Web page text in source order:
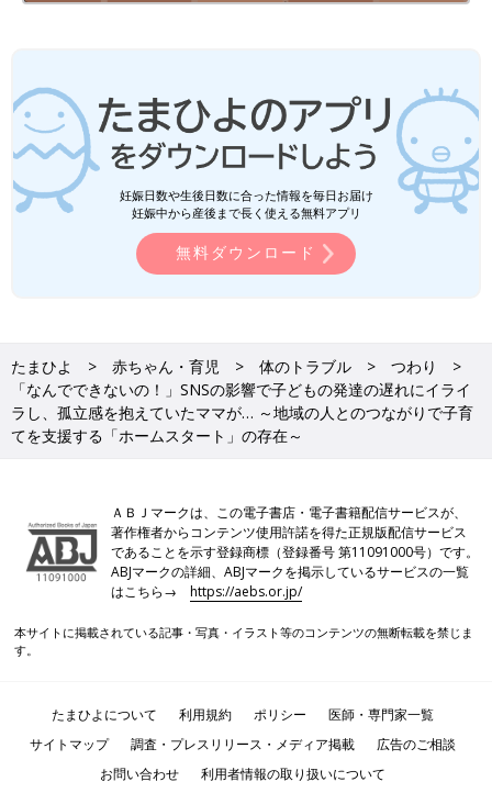
妊娠日数や生後日数に合った情報を毎日お届け
妊娠中から産後まで長く使える無料アプリ
無料ダウンロード
たまひよ 赤ちゃん・育児 体のトラブル
つわり
「なんでできないの！」SNSの影響で子どもの発達の遅れにイライ
ラし、孤立感を抱えていたママが… ～地域の人とのつながりで子育
てを支援する「ホームスタート」の存在～
ＡＢＪマークは、この電子書店・電子書籍配信サービスが、
著作権者からコンテンツ使用許諾を得た正規版配信サービス
であることを示す登録商標（登録番号 第11091000号）です。
ABJマークの詳細、ABJマークを掲示しているサービスの一覧
はこちら→https://aebs.or.jp/
本サイトに掲載されている記事・写真・イラスト等のコンテンツの無断転載を禁じま
す。
たまひよについて 利用規約 ポリシー
医師・専門家一覧
サイトマップ
調査・プレスリリース・メディア掲載
広告のご相談
お問い合わせ
利用者情報の取り扱いについて